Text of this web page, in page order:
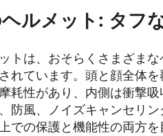
ルメット: タフ
トは、おそらくさまざま
れています。頭と顔全体
耗性があり、内側は衝撃
防風、ノイズキャンセリ
での保護と機能性の両方